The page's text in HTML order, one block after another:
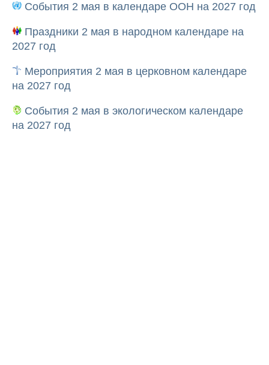
События 2 мая в календаре ООН на 2027 год
Праздники 2 мая в народном календаре на
2027 год
Мероприятия 2 мая в церковном календаре
на 2027 год
События 2 мая в экологическом календаре
на 2027 год